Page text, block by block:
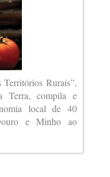
Rurais”,
Terra, compila e
local de 40
e Minho ao